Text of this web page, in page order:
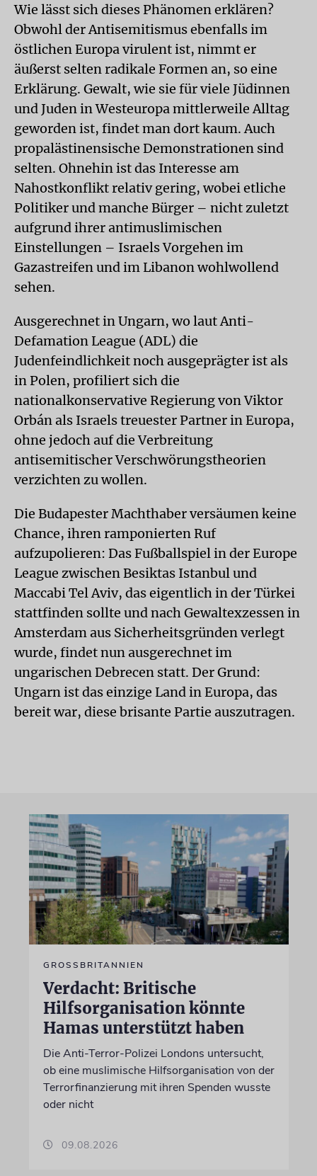
Wie lässt sich dieses Phänomen erklären?
Obwohl der Antisemitismus ebenfalls im
östlichen Europa virulent ist, nimmt er
äußerst selten radikale Formen an, so eine
Erklärung. Gewalt, wie sie für viele Jüdinnen
und Juden in Westeuropa mittlerweile Alltag
geworden ist, findet man dort kaum. Auch
propalästinensische Demonstrationen sind
selten. Ohnehin ist das Interesse am
Nahostkonflikt relativ gering, wobei etliche
Politiker und manche Bürger – nicht zuletzt
aufgrund ihrer antimuslimischen
Einstellungen – Israels Vorgehen im
Gazastreifen und im Libanon wohlwollend
sehen.
Ausgerechnet in Ungarn, wo laut Anti-
Defamation League (ADL) die
Judenfeindlichkeit noch ausgeprägter ist als
in Polen, profiliert sich die
nationalkonservative Regierung von Viktor
Orbán als Israels treuester Partner in Europa,
ohne jedoch auf die Verbreitung
antisemitischer Verschwörungstheorien
verzichten zu wollen.
Die Budapester Machthaber versäumen keine
Chance, ihren ramponierten Ruf
aufzupolieren: Das Fußballspiel in der Europe
League zwischen Besiktas Istanbul und
Maccabi Tel Aviv, das eigentlich in der Türkei
stattfinden sollte und nach Gewaltexzessen in
Amsterdam aus Sicherheitsgründen verlegt
wurde, findet nun ausgerechnet im
ungarischen Debrecen statt. Der Grund:
Ungarn ist das einzige Land in Europa, das
bereit war, diese brisante Partie auszutragen.
GROSSBRITANNIEN
Verdacht: Britische
Hilfsorganisation könnte
Hamas unterstützt haben
Die Anti-Terror-Polizei Londons untersucht,
ob eine muslimische Hilfsorganisation von der
Terrorfinanzierung mit ihren Spenden wusste
oder nicht
09.08.2026